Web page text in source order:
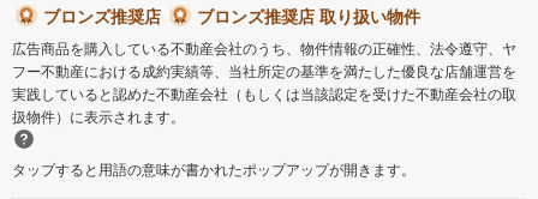
ブロンズ推奨店
ブロンズ推奨店 取り扱い物件
広告商品を購入している不動産会社のうち、物件情報の正確性、法令遵守、ヤ
フー不動産における成約実績等、当社所定の基準を満たした優良な店舗運営を
実践していると認めた不動産会社（もしくは当該認定を受けた不動産会社の取
扱物件）に表示されます。
タップすると用語の意味が書かれたポップアップが開きます。